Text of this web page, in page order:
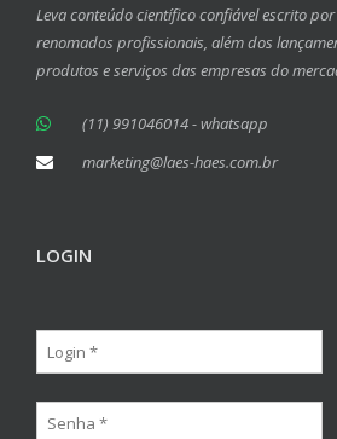
Leva conteúdo científico confiável escrito por
renomados profissionais, além dos
produtos e serviços das empresas do
(11) 991046014 - whatsapp
marketing@laes-haes.com.br
LOGIN